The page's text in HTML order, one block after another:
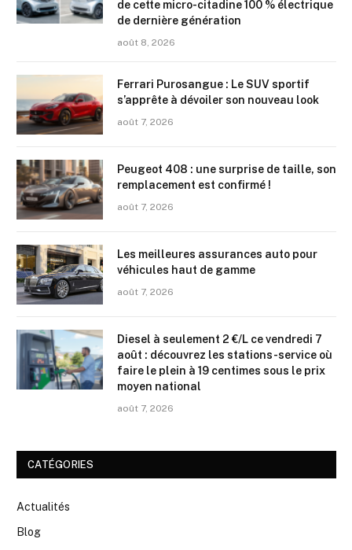
de cette micro-citadine 100 % électrique
de dernière génération
août 8, 2026
Ferrari Purosangue : Le SUV sportif
s’apprête à dévoiler son nouveau look
août 7, 2026
Peugeot 408 : une surprise de taille, son
remplacement est confirmé !
août 7, 2026
Les meilleures assurances auto pour
véhicules haut de gamme
août 7, 2026
Diesel à seulement 2 €/L ce vendredi 7
août : découvrez les stations-service où
faire le plein à 19 centimes sous le prix
moyen national
août 7, 2026
CATÉGORIES
Actualités
Blog